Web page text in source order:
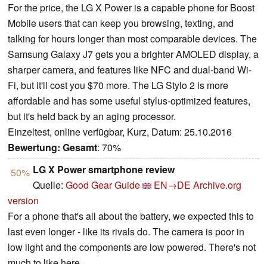
For the price, the LG X Power is a capable phone for Boost
Mobile users that can keep you browsing, texting, and
talking for hours longer than most comparable devices. The
Samsung Galaxy J7 gets you a brighter AMOLED display, a
sharper camera, and features like NFC and dual-band Wi-
Fi, but it'll cost you $70 more. The LG Stylo 2 is more
affordable and has some useful stylus-optimized features,
but it's held back by an aging processor.
Einzeltest, online verfügbar, Kurz, Datum: 25.10.2016
Bewertung: Gesamt: 70%
50% ​LG X Power smartphone review
Quelle: Good Gear Guide EN→DE Archive.org
version
For a phone that's all about the battery, we expected this to
last even longer - like its rivals do. The camera is poor in
low light and the components are low powered. There's not